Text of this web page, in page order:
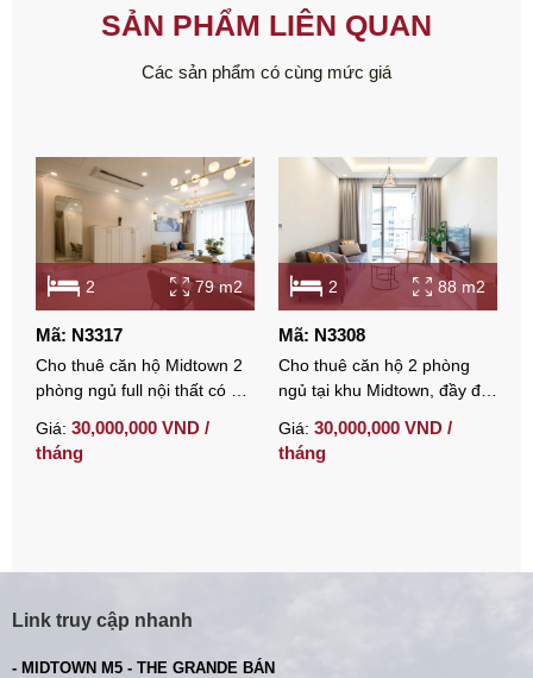
SẢN PHẨM LIÊN QUAN
Các sản phẩm có cùng mức giá
2 79 m2
Mã: N3317
Cho thuê căn hộ Midtown 2
phòng ngủ full nội thất có ô
Giá: 30,000,000 VND /
tháng
2 88 m2
Mã: N3308
Cho thuê căn hộ 2 phòng
ngủ tại khu Midtown, đầy đủ
Giá: 30,000,000 VND /
tháng
Link truy cập nhanh
- MIDTOWN M5 - THE GRANDE BÁN